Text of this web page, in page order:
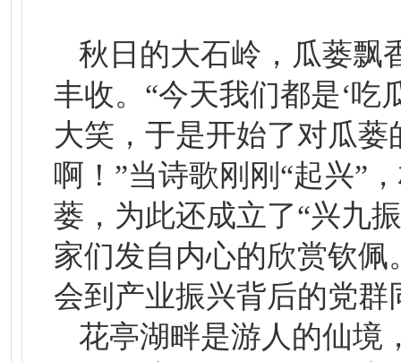
秋日的大石岭，瓜蒌飘
丰收。“今天我们都是‘吃
大笑，于是开始了对瓜
啊！”当诗歌刚刚“起兴”
蒌，为此还成立了“兴九
家们发自内心的欣赏钦
会到产业振兴背后的党
花亭湖畔是游人的仙境